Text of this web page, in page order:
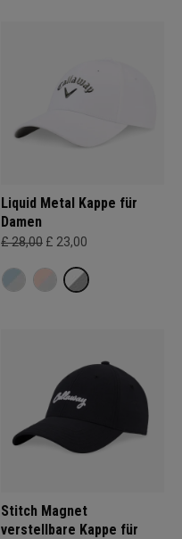
Liquid Metal Kappe für
Damen
£ 28,00 £ 23,00
Stitch Magnet
verstellbare Kappe für